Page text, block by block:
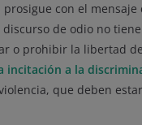
con el mensaje
de odio no
o prohibir la libertad
incitación a la
que deben